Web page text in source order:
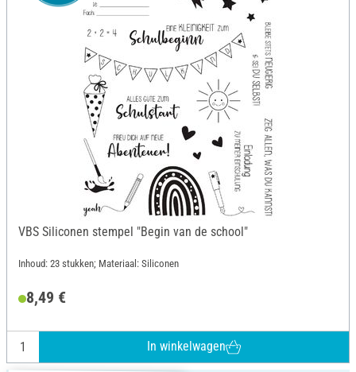
VBS Siliconen stempel "Begin van de school"
Inhoud: 23 stukken; Materiaal: Siliconen
8,49 €
In winkelwagen